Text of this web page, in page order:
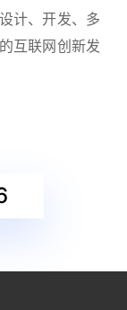
计、开发、多
互联网创新发